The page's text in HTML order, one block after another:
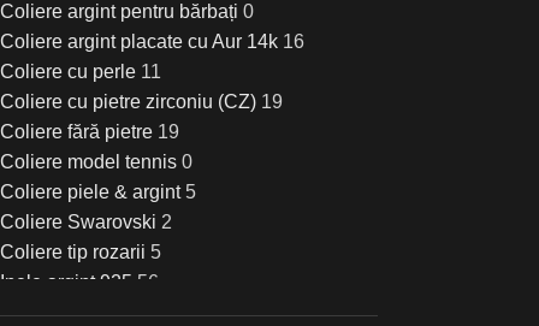
Coliere argint pentru bărbați 0
Coliere argint placate cu Aur 14k 16
Coliere cu perle 11
Coliere cu pietre zirconiu (CZ) 19
Coliere fără pietre 19
Coliere model tennis 0
Coliere piele & argint 5
Coliere Swarovski 2
Coliere tip rozarii 5
Inele argint 925 56
Inele cu perle 1